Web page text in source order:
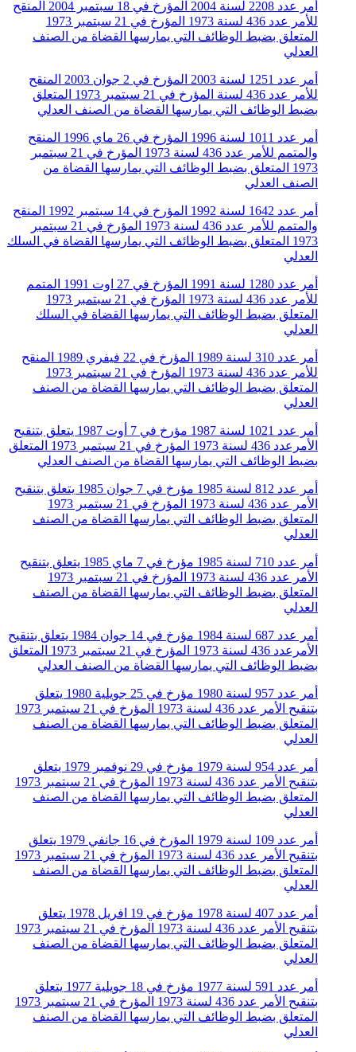
أمر عدد 2208 لسنة 2004 المؤرخ في 18 سبتمبر 2004 المنقح
للأمر عدد 436 لسنة 1973 المؤرخ في 21 سبتمبر 1973
المتعلق بضبط الوظائف التي يمارسها القضاة من الصنف
العدلي
أمر عدد 1251 لسنة 2003 المؤرخ في 2 جوان 2003 المنقح
للأمر عدد 436 لسنة المؤرخ في 21 سبتمبر 1973 المتعلق
بضبط الوظائف التي يمارسها القضاة من الصنف العدلي
أمر عدد 1011 لسنة 1996 المؤرخ في 26 ماي 1996 المنقح
والمتمم للأمر عدد 436 لسنة 1973 المؤرخ في 21 سبتمبر
1973 المتعلق بضبط الوظائف التي يمارسها القضاة من
الصنف العدلي
أمر عدد 1642 لسنة 1992 المؤرخ في 14 سبتمبر 1992 المنقح
والمتمم للأمر عدد 436 لسنة 1973 المؤرخ في 21 سبتمبر
1973 المتعلق بضبط الوظائف التي يمارسها القضاة في السلك
العدلي
أمر عدد 1280 لسنة 1991 المؤرخ في 27 اوت 1991 المتمم
للأمر عدد 436 لسنة 1973 المؤرخ في 21 سبتمبر 1973
المتعلق بضبط الوظائف التي يمارسها القضاة في السلك
العدلي
أمر عدد 310 لسنة 1989 المؤرخ في 22 فيفري 1989 المنقح
للأمر عدد 436 لسنة 1973 المؤرخ في 21 سبتمبر 1973
المتعلق بضبط الوظائف التي يمارسها القضاة من الصنف
العدلي
أمر عدد 1021 لسنة 1987 مؤرخ في 7 أوت 1987 يتعلق بتنقيح
الأمرعدد 436 لسنة 1973 المؤرخ في 21 سبتمبر 1973 المتعلق
بضبط الوظائف التي يمارسها القضاة من الصنف العدلي
أمر عدد 812 لسنة 1985 مؤرخ في 7 جوان 1985 يتعلق بتنقيح
الأمر عدد 436 لسنة 1973 المؤرخ في 21 سبتمبر 1973
المتعلق بضبط الوظائف التي يمارسها القضاة من الصنف
العدلي
أمر عدد 710 لسنة 1985 مؤرخ في 7 ماي 1985 يتعلق بتنقيح
الأمر عدد 436 لسنة 1973 المؤرخ في 21 سبتمبر 1973
المتعلق بضبط الوظائف التي يمارسها القضاة من الصنف
العدلي
أمر عدد 687 لسنة 1984 مؤرخ في 14 جوان 1984 يتعلق بتنقيح
الأمرعدد 436 لسنة 1973 المؤرخ في 21 سبتمبر 1973 المتعلق
بضبط الوظائف التي يمارسها القضاة من الصنف العدلي
أمر عدد 957 لسنة 1980 مؤرخ في 25 جويلية 1980 يتعلق
بتنقيح الأمر عدد 436 لسنة 1973 المؤرخ في 21 سبتمبر 1973
المتعلق بضبط الوظائف التي يمارسها القضاة من الصنف
العدلي
أمر عدد 954 لسنة 1979 مؤرخ في 29 نوفمبر 1979 يتعلق
بتنقيح الأمر عدد 436 لسنة 1973 المؤرخ في 21 سبتمبر 1973
المتعلق بضبط الوظائف التي يمارسها القضاة من الصنف
العدلي
أمر عدد 109 لسنة 1979 المؤرخ في 16 جانفي 1979 يتعلق
بتنقيح الأمر عدد 436 لسنة 1973 المؤرخ في 21 سبتمبر 1973
المتعلق بضبط الوظائف التي يمارسها القضاة من الصنف
العدلي
أمر عدد 407 لسنة 1978 مؤرخ في 19 افريل 1978 يتعلق
بتنقيح الأمر عدد 436 لسنة 1973 المؤرخ في 21 سبتمبر 1973
المتعلق بضبط الوظائف التي يمارسها القضاة من الصنف
العدلي
أمر عدد 591 لسنة 1977 مؤرخ في 18 جويلية 1977 يتعلق
بتنقيح الأمر عدد 436 لسنة 1973 المؤرخ في 21 سبتمبر 1973
المتعلق بضبط الوظائف التي يمارسها القضاة من الصنف
العدلي